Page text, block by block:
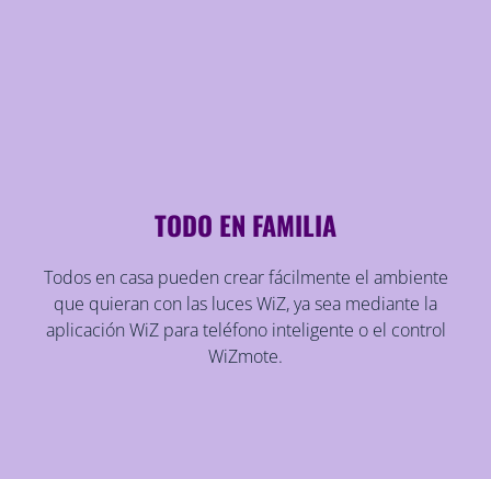
TODO EN FAMILIA
Todos en casa pueden crear fácilmente el ambiente
que quieran con las luces WiZ, ya sea mediante la
aplicación WiZ para teléfono inteligente o el control
WiZmote.